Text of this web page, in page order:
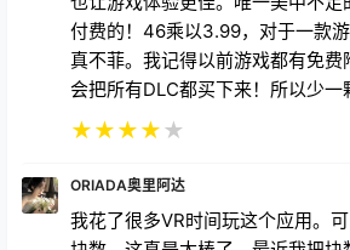
付费的！46乘以3.99，对于一款
真不菲。我记得以前游戏都有免
会把所有DLC都买下来！所以少一
★★★★★
ORIADA奥里阿达
我花了很多VR时间玩这个应用。